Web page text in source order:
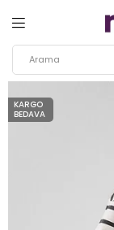
KARGO
BEDAVA